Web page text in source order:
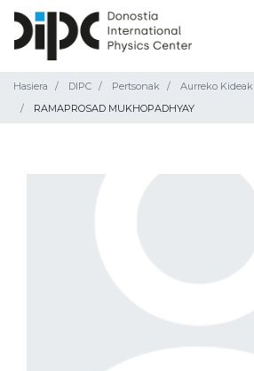
Hasiera DIPC Pertsonak
Aurreko Kideak
RAMAPROSAD MUKHOPADHYAY